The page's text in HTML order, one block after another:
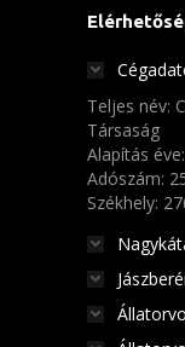
Teljes név:
Társaság
Alapítás
Adószám:
Székhely: